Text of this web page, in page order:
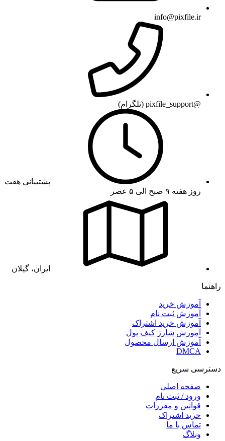
info@pixfile.ir
@pixfile_support (تلگرام)
پشتیبانی هفت
روز هفته ۹ صبح الی ۵ عصر
ایران، گیلان
راهنما
آموزش خرید
آموزش ثبت نام
آموزش خرید اشتراک
آموزش شارژ کیف پول
آموزش ارسال محصول
DMCA
دسترسی سریع
صفحه اصلی
ورود / ثبت نام
قوانین و مقررات
خرید اشتراک
تماس با ما
وبلاگ